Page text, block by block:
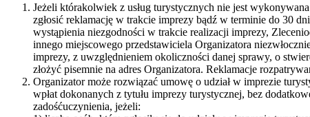
Jeżeli którakolwiek z usług turystycznych nie jest
zgłosić reklamację w trakcie imprezy bądź w terminie do 30
wystąpienia niezgodności w trakcie realizacji imprezy,
innego miejscowego przedstawiciela Organizatora
imprezy, z uwzględnieniem okoliczności danej sprawy, o
złożyć pisemnie na adres Organizatora. Reklamacje
Organizator może rozwiązać umowę o udział w imprezie
wpłat dokonanych z tytułu imprezy turystycznej, bez
zadośćuczynienia, jeżeli: